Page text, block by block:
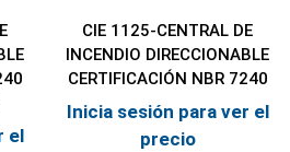
el
CIE 1125-CENTRAL DE
INCENDIO DIRECCIONABLE
CERTIFICACIÓN NBR 7240
Inicia sesión para ver el
precio